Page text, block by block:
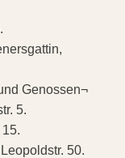
Genossen¬
5.
50.